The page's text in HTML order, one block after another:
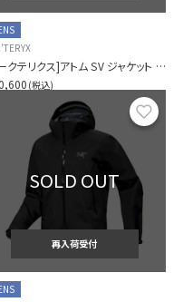
[アークテリクス]アトム SV ジャケット メンズ
(税込)
入り
SOLD OUT
再入荷受付